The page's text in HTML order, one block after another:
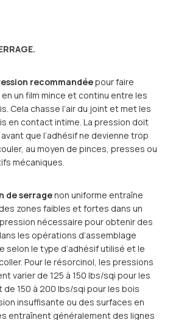
recommandéepour faire
en un film mince et continu entre les
Cela chasse l’air du joint et met les
en contact intime. La pression doit
que l’adhésif ne devienne trop
au moyen de pinces, presses ou
mécaniques.
de serragenon uniforme entraîne
zones faibles et fortes dans un
nécessaire pour obtenir des
les opérations d’assemblage
selon le type d’adhésif utilisé et le
Pour le résorcinol, les pressions
varier de 125 à 150 lbs/sqi pour les
150 à 200 lbs/sqi pour les bois
insuffisante ou des surfaces en
entraînent généralement des lignes